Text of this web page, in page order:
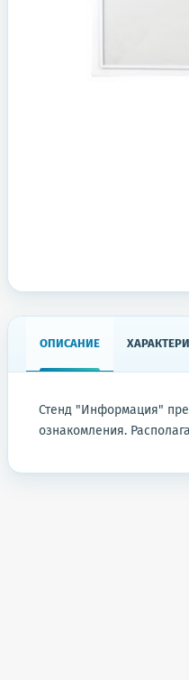
ОПИСАНИЕ
Стенд "Информация"
ознакомления.